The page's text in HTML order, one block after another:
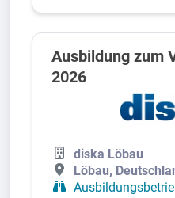
Ausbildung zum
2026
diska Löbau
Löbau,